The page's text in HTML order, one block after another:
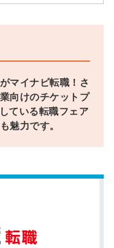
マイナビ転職！さ
向けのチケットプ
ている転職フェア
魅力です。